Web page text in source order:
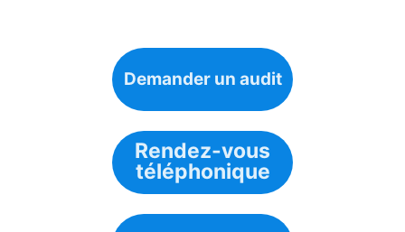
Demander un audit
Rendez-vous
téléphonique